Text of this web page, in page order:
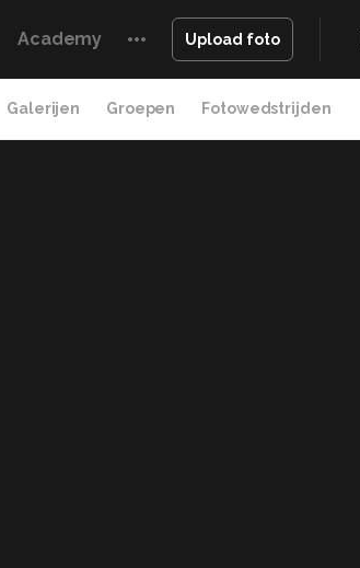
Academy Upload foto
Galerijen Groepen Fotowedstrijden